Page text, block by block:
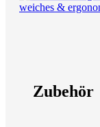
weiches &
Zubehör